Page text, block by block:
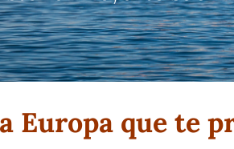
to search or ESC to close
Europa que te